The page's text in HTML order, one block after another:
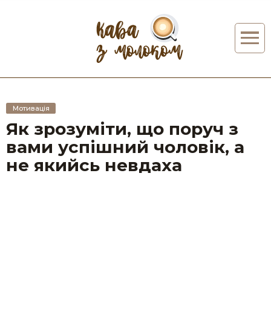
Мотивація
Як зрозуміти, що поруч з
вами успішний чоловік, а
не якийсь невдаха